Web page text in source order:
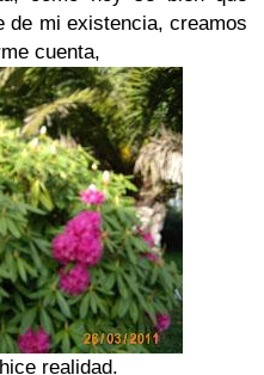
de mi existencia, creamos
cuenta,
realidad.